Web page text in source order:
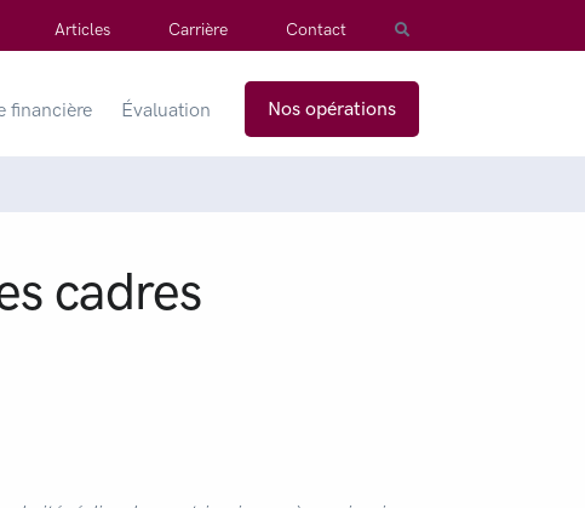
Articles Carrière Contact
financière Évaluation Nos opérations
cadres